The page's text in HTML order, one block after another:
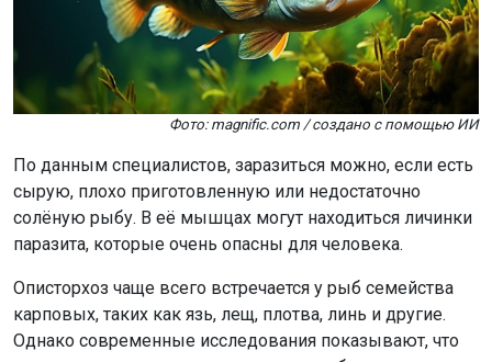
Фото: magnific.com / создано с помощью ИИ
По данным специалистов, заразиться можно, если есть
сырую, плохо приготовленную или недостаточно
солёную рыбу. В её мышцах могут находиться личинки
паразита, которые очень опасны для человека.
Описторхоз чаще всего встречается у рыб семейства
карповых, таких как язь, лещ, плотва, линь и другие.
Однако современные исследования показывают, что